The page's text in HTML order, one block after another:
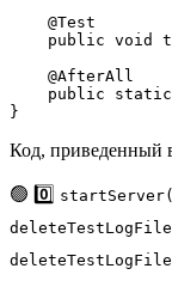
}
Код, приведенный
🟢 0️⃣